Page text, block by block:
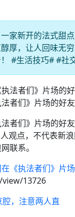
家新开的法式甜
厚，让人回味无
#生活技巧# #社
者们》片场的好
者们》片场的好
观点，不代表新
联系。
《执法者们》片
13726
，注意两人直